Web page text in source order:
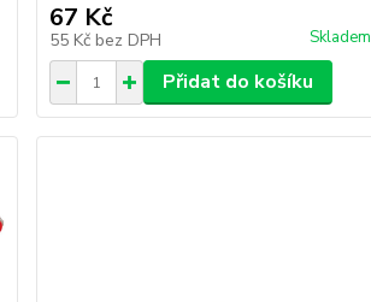
67 Kč
55 Kč bez DPH Skladem
Přidat do košíku